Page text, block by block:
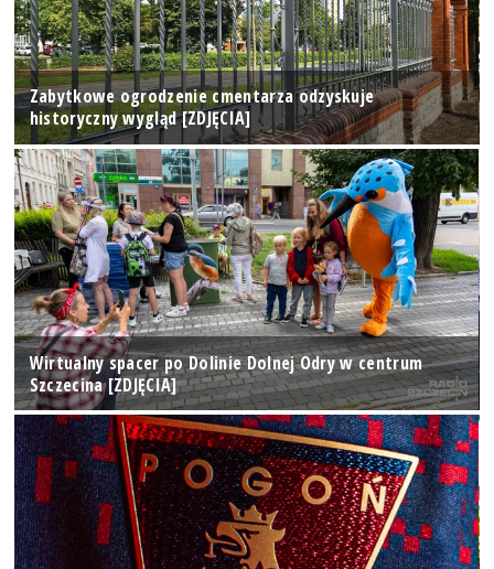
Zabytkowe ogrodzenie cmentarza odzyskuje
historyczny wygląd [ZDJĘCIA]
Wirtualny spacer po Dolinie Dolnej Odry w centrum
Szczecina [ZDJĘCIA]